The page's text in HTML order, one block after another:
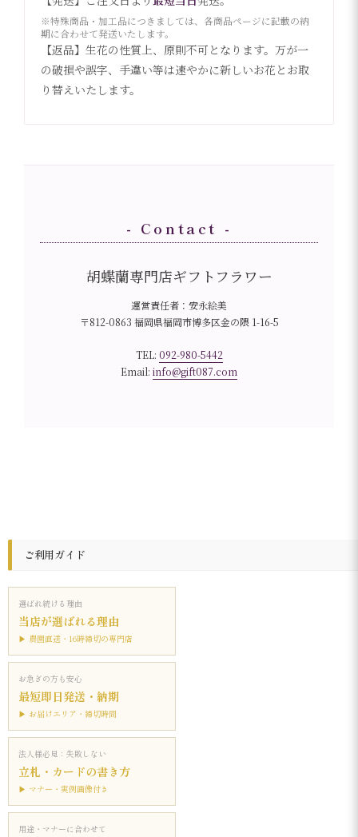
※特殊商品・加工品につきましては、各商品ページに記載の納
期に合わせて発送いたします。
【返品】生花の性質上、原則不可となります。万が一
の破損や誤字、手違い等は速やかに新しいお花とお取
り替えいたします。
- Contact -
胡蝶蘭専門店ギフトフラワー
運営責任者：安永絵美
〒812-0863 福岡県福岡市博多区金の隈 1-16-5
TEL: 092-980-5442
Email: info@gift087.com
ご利用ガイド
選ばれ続ける理由
当店が選ばれる理由
▶ 農園直送・16時締切の専門店
お急ぎの方も安心
最短即日発送・納期
▶ お届けエリア・締切時間
法人様必見：失敗しない
立札・カードの書き方
▶ マナー・実例画像付き
用途・マナーに合わせて